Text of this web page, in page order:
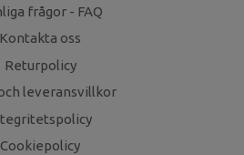
frågor - FAQ
Kontakta oss
Returpolicy
leveransvillkor
Cookiepolicy